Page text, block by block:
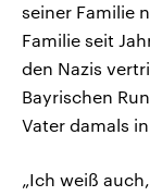
seiner Familie
Familie seit
den Nazis
Bayrischen
Vater damals
„Ich weiß